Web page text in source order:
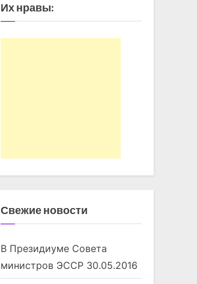
Их нравы:
Свежие новости
В Президиуме Совета
министров ЭССР 30.05.2016